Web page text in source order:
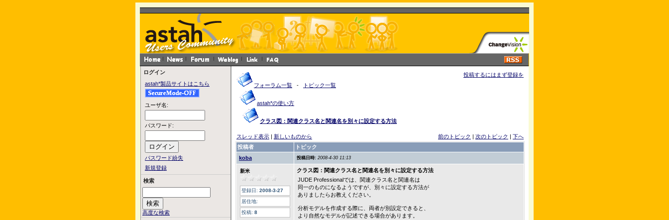
ログイン
astah*製品サイトはこちら
ユーザ名:
パスワード:
パスワード紛失
新規登録
検索
高度な検索
フォーラム一覧 - トピック一覧
astah*の使い方
クラス図：関連クラス名と関連名を別々に設定する方法
投稿するにはまず登録を
スレッド表示 | 新しいものから 前のトピック | 次のトピック | 下へ
投稿者
トピック
koba
投稿日時: 2008-4-30 11:13
新米
登録日: 2008-3-27
居住地:
投稿: 8
クラス図：関連クラス名と関連名を別々に設定する方法
JUDE Professionalでは、関連クラス名と関連名は
同一のものになるようですが、別々に設定する方法が
ありましたらお教えください。
分析モデルを作成する際に、両者が別設定できると、
より自然なモデルが記述できる場合があります。